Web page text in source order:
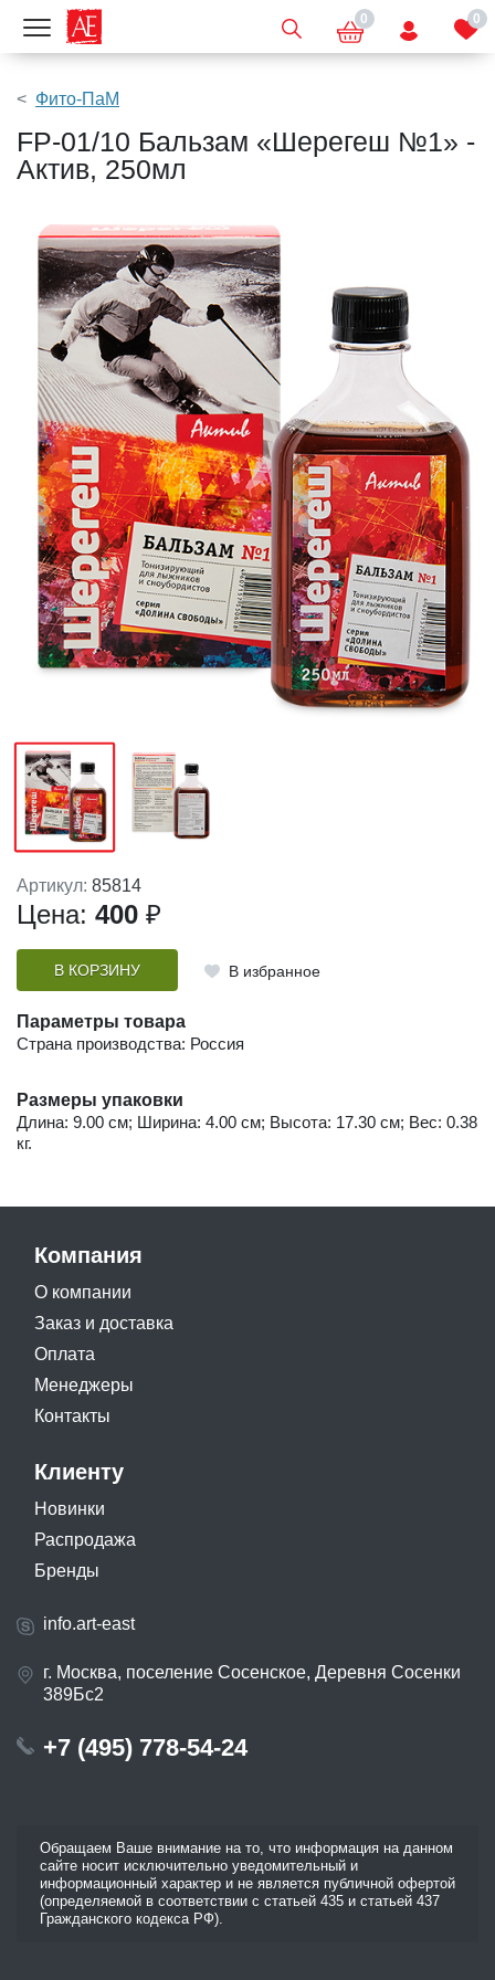
Показать меню 0 0
Фито-ПаМ
FP-01/10 Бальзам «Шерегеш №1» -
Актив, 250мл
Артикул: 85814
Цена: 400 ₽
В КОРЗИНУ В избранное
Параметры товара
Страна производства: Россия
Размеры упаковки
Длина: 9.00 см; Ширина: 4.00 см; Высота: 17.30 см; Вес: 0.38
кг.
Компания
О компании
Заказ и доставка
Оплата
Менеджеры
Контакты
Клиенту
Новинки
Распродажа
Бренды
info.art-east
г. Москва, поселение Сосенское, Деревня Сосенки
389Бс2
+7 (495) 778-54-24
Обращаем Ваше внимание на то, что информация на данном
сайте носит исключительно уведомительный и
информационный характер и не является публичной офертой
(определяемой в соответствии с статьей 435 и статьей 437
Гражданского кодекса РФ).